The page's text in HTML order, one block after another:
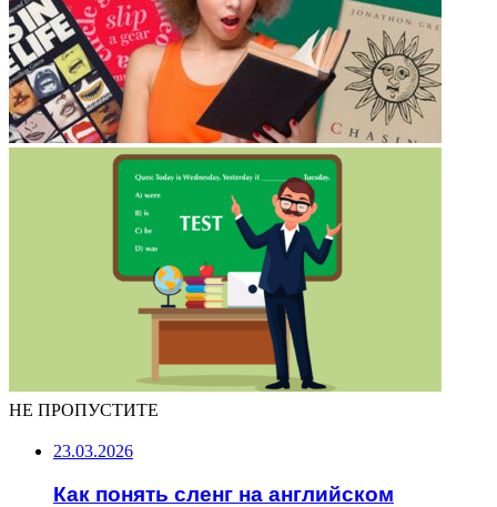
НЕ ПРОПУСТИТЕ
23.03.2026
Как понять сленг на английском